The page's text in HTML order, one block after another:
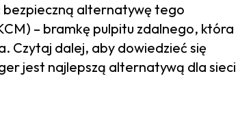
bezpieczną alternatywę tego
– bramkę pulpitu zdalnego, która
Czytaj dalej, aby dowiedzieć się
jest najlepszą alternatywą dla sieci